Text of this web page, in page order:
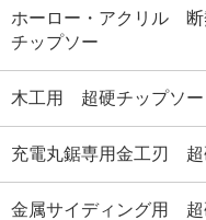
ホーロー・アクリル
チップソー
木工用 超硬チップソー
充電丸鋸専用金工刃 超
金属サイディング用 超